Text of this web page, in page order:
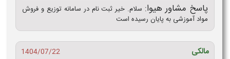
پاسخ مشاور هیوا: سلام. خیر ثبت نام در سامانه توزیع و فروش
مواد آموزشی به پایان رسیده است
مالکی
1404/07/22